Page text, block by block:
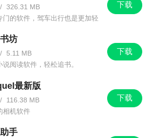
下载
/ 326.31 MB
门的软件，驾车出行也是更加轻
下载
坊
/
5.11 MB
说阅读软件，轻松追书。
下载
最新版
/
116.38 MB
相机软件
手